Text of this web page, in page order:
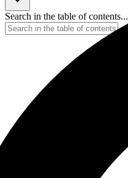
Search in the table of contents...